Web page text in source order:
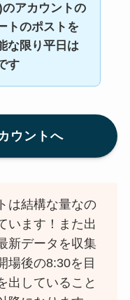
アカウントの
トのポストを
な限り平日は
す
ウントへ
は結構な量なの
います！また出
新データを収集
場後の8:30を目
出していること